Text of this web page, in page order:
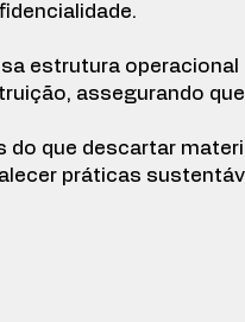
estrutura
assegurando
do que descartar
práticas